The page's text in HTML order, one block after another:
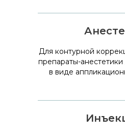
Для контурной
препараты-
в виде